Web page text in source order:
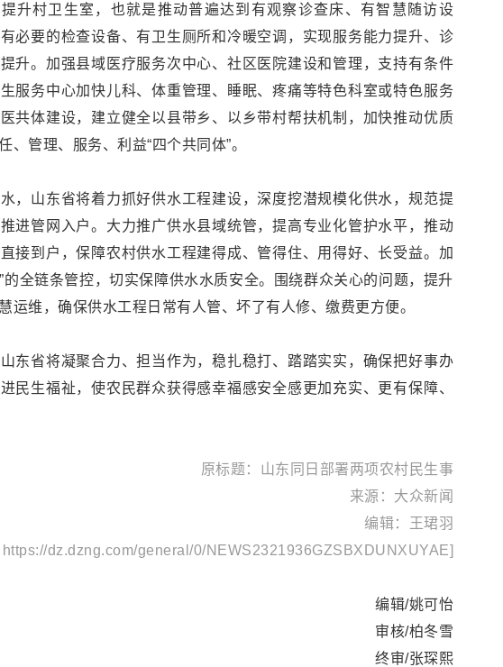
升村卫生室，也就是推动普遍达到有观察诊查床、有智慧随访设
必要的检查设备、有卫生厕所和冷暖空调，实现服务能力提升、诊
升。加强县域医疗服务次中心、社区医院建设和管理，支持有条件
服务中心加快儿科、体重管理、睡眠、疼痛等特色科室或特色服务
共体建设，建立健全以县带乡、以乡带村帮扶机制，加快推动优质
、管理、服务、利益“四个共同体”。
，山东省将着力抓好供水工程建设，深度挖潜规模化供水，规范提
进管网入户。大力推广供水县域统管，提高专业化管护水平，推动
接到户，保障农村供水工程建得成、管得住、用得好、长受益。加
的全链条管控，切实保障供水水质安全。围绕群众关心的问题，提升
运维，确保供水工程日常有人管、坏了有人修、缴费更方便。
东省将凝聚合力、担当作为，稳扎稳打、踏踏实实，确保把好事办
民生福祉，使农民群众获得感幸福感安全感更加充实、更有保障、
原标题：山东同日部署两项农村民生事
来源：大众新闻
编辑：王珺羽
https://dz.dzng.com/general/0/NEWS2321936GZSBXDUNXUYAE]
编辑/姚可怡
审核/柏冬雪
终审/张琛熙